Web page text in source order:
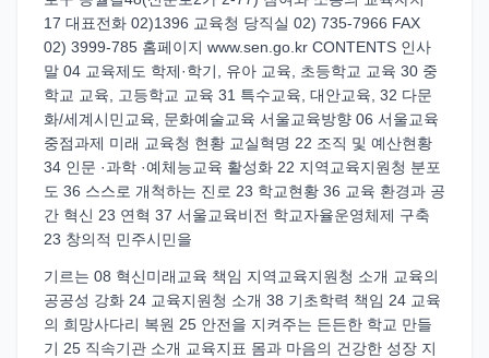
17 대표전화 02)1396 교육청 당직실 02) 735-7966 FAX
02) 3999-785 홈페이지 www.sen.go.kr CONTENTS 인사
말 04 교육제도 학제·학기, 유아 교육, 초등학교 교육 30 중
학교 교육, 고등학교 교육 31 특수교육, 대안교육, 32 다문
화/세계시민교육, 문화예술교육 서울교육방향 06 서울교육
중점과제 미래 교육청 현황 교실혁명 22 조직 및 예산현황
34 인문 ·과학 ·예체능교육 활성화 22 지역교육지원청 분포
도 36 스스로 개척하는 진로 23 학교현황 36 교육 환경과 공
간 혁신 23 연혁 37 서울교육비전 학교자율운영체제 구축
23 창의적 민주시민을
기르는 08 혁신미래교육 책임 지역교육지원청 소개 교육의
공공성 강화 24 교육지원청 소개 38 기초학력 책임 24 교육
의 희망사다리 복원 25 안전을 지켜주는 든든한 학교 만들
기 25 직속기관 소개 교육지표 몸과 마음의 건강한 성장 지